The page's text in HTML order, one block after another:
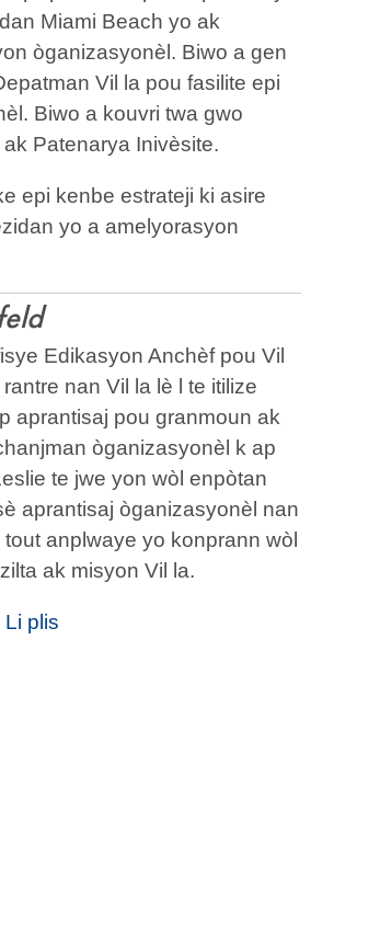
Miami Beach yo ak
òganizasyonèl. Biwo a gen
Vil la pou fasilite epi
Biwo a kouvri twa gwo
Patenarya Inivèsite.
epi kenbe estrateji ki asire
yo a amelyorasyon
Edikasyon Anchèf pou Vil
nan Vil la lè l te itilize
aprantisaj pou granmoun ak
òganizasyonèl k ap
te jwe yon wòl enpòtan
aprantisaj òganizasyonèl nan
anplwaye yo konprann wòl
ak misyon Vil la.
Li plis